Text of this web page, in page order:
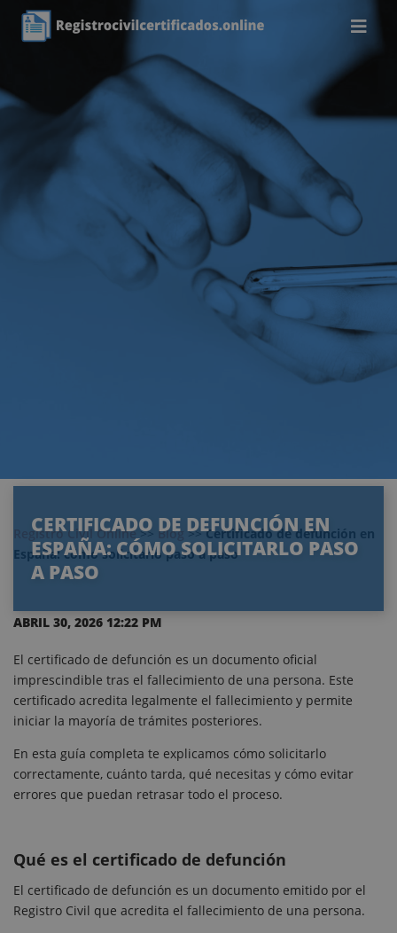
CERTIFICADO DE DEFUNCIÓN EN
ESPAÑA: CÓMO SOLICITARLO PASO
A PASO
Registro Civil Online>> Blog >>Certificado de defunción en
España: cómo solicitarlo paso a paso
ABRIL 30, 2026 12:22 PM
El certificado de defunción es un documento oficial
imprescindible tras el fallecimiento de una persona. Este
certificado acredita legalmente el fallecimiento y permite
iniciar la mayoría de trámites posteriores.
En esta guía completa te explicamos cómo solicitarlo
correctamente, cuánto tarda, qué necesitas y cómo evitar
errores que puedan retrasar todo el proceso.
Qué es el certificado de defunción
El certificado de defunción es un documento emitido por el
Registro Civil que acredita el fallecimiento de una persona.